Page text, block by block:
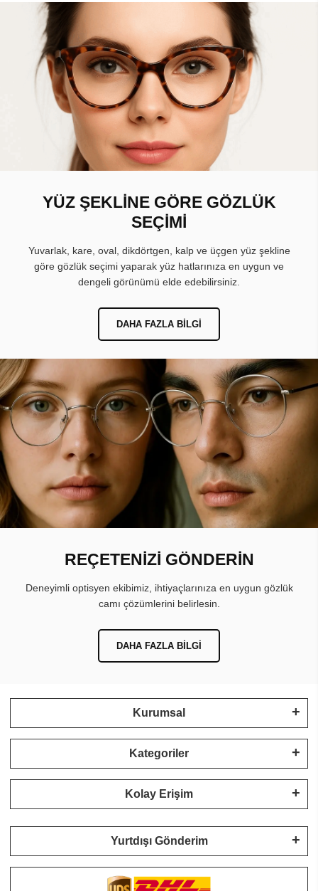
YÜZ ŞEKLİNE GÖRE GÖZLÜK
SEÇİMİ
Yuvarlak, kare, oval, dikdörtgen, kalp ve üçgen yüz şekline
göre gözlük seçimi yaparak yüz hatlarınıza en uygun ve
dengeli görünümü elde edebilirsiniz.
DAHA FAZLA BILGI
REÇETENİZİ GÖNDERİN
Deneyimli optisyen ekibimiz, ihtiyaçlarınıza en uygun gözlük
camı çözümlerini belirlesin.
DAHA FAZLA BILGI
Kurumsal
Kategoriler
Kolay Erişim
Yurtdışı Gönderim